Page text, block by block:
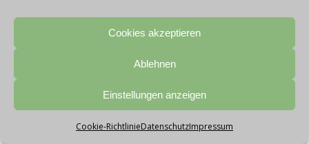
Cookies akzeptieren
Ablehnen
Einstellungen anzeigen
Cookie-RichtlinieDatenschutzImpressum
ANTWORTEN
DAS Konzert dieses Jahres! Und noch dazu beim
wunderbaren Tollwood!